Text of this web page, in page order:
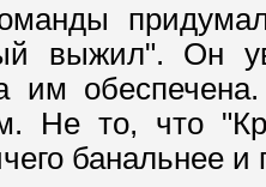
придумал
выжил". Он
им
Не то, что
банальнее